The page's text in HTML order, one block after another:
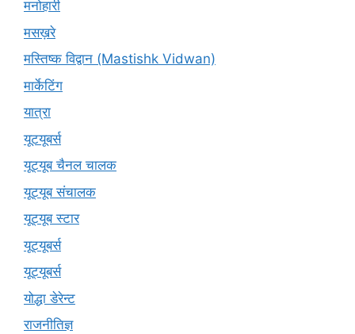
मनोहारी
मसख़रे
मस्तिष्क विद्वान (Mastishk Vidwan)
मार्केटिंग
यात्रा
यूटयूबर्स
यूट्यूब चैनल चालक
यूट्यूब संचालक
यूट्यूब स्टार
यूट्‍यूबर्स
यूट्यूबर्स
योद्धा डेरेन्ट
राजनीतिज्ञ